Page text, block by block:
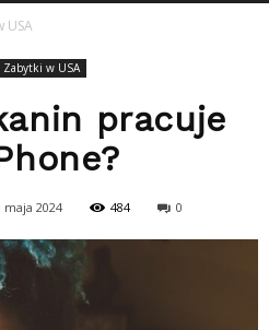
USA
Zabytki w USA
pracuje
maja 2024 484 0